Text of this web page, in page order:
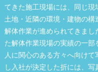
てきた施工現場には、同じ
土地・近隣の環境・建物の
解体作業が進められてきま
た解体作業現場の実績の一
人に関心のある方々へ向け
し入社が決定した折には、